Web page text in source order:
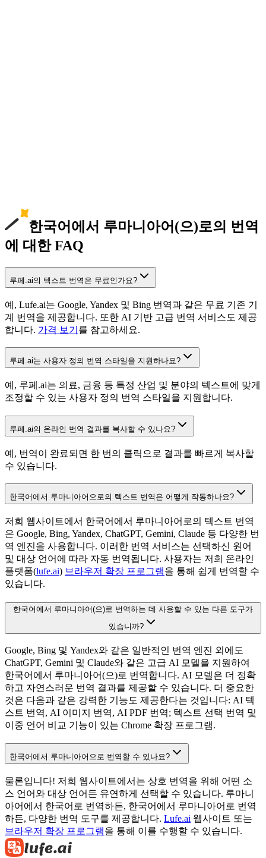
한국어에서 루마니아어(으)로의 번역
에 대한 FAQ
루페.ai의 텍스트 번역은 무료인가요?
예, Lufe.ai는 Google, Yandex 및 Bing 번역과 같은 무료 기존 기
계 번역을 제공합니다. 또한 AI 기반 고급 번역 서비스도 제공
합니다. 가격 보기 를 참고하세요.
루페.ai는 사용자 정의 번역 스타일을 지원하나요?
예, 루페.ai는 의료, 금융 등 특정 산업 및 분야의 텍스트에 맞게
조정할 수 있는 사용자 정의 번역 스타일을 지원합니다.
루페.ai의 온라인 번역 결과를 복사할 수 있나요?
예, 번역이 완료되면 한 번의 클릭으로 결과를 빠르게 복사할
수 있습니다.
한국어에서 루마니아어으로의 텍스트 번역은 어떻게 작동하나요?
저희 웹사이트에서 한국어에서 루마니아어로의 텍스트 번역
은 Google, Bing, Yandex, ChatGPT, Gemini, Claude 등 다양한 번
역 엔진을 사용합니다. 이러한 번역 서비스는 선택하신 원어
및 대상 언어에 따라 자동 번역됩니다. 사용자는 저희 온라인
플랫폼(lufe.ai) 브라우저 확장 프로그램을 통해 쉽게 번역할 수
있습니다.
한국어에서 루마니아어(으)로 번역하는 데 사용할 수 있는 다른 도구가
있습니까?
Google, Bing 및 Yandex와 같은 일반적인 번역 엔진 외에도
ChatGPT, Gemini 및 Claude와 같은 고급 AI 모델을 지원하여
한국어에서 루마니아어(으)로 번역합니다. AI 모델은 더 정확
하고 자연스러운 번역 결과를 제공할 수 있습니다. 더 중요한
것은 다음과 같은 강력한 기능도 제공한다는 것입니다: AI 텍
스트 번역, AI 이미지 번역, AI PDF 번역; 텍스트 선택 번역 및
이중 언어 비교 기능이 있는 Chrome 확장 프로그램.
한국어에서 루마니아어으로 번역할 수 있나요?
물론입니다! 저희 웹사이트에서는 상호 번역을 위해 어떤 소
스 언어와 대상 언어든 유연하게 선택할 수 있습니다. 루마니
아어에서 한국어로 번역하든, 한국어에서 루마니아어로 번역
하든, 다양한 번역 도구를 제공합니다. Lufe.ai 웹사이트 또는
브라우저 확장 프로그램을 통해 이를 수행할 수 있습니다.